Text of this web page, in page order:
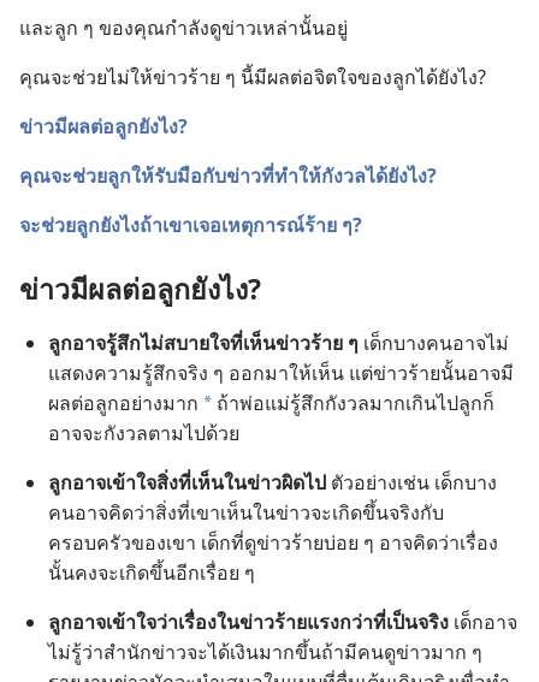
และ​ลูก ๆ ของ​คุณ​กำลัง​ดู​ข่าว​เหล่า​นั้น​อยู่
คุณ​จะ​ช่วย​ไม่​ให้​ข่าว​ร้าย ๆ นี้​มี​ผล​ต่อ​จิตใจ​ของ​ลูก​ได้​ยัง​ไง?
ข่าว​มี​ผล​ต่อ​ลูก​ยัง​ไง?
คุณ​จะ​ช่วย​ลูก​ให้​รับมือ​กับ​ข่าว​ที่​ทำ​ให้​กังวล​ได้​ยัง​ไง?
จะ​ช่วย​ลูก​ยัง​ไง​ถ้า​เขา​เจอ​เหตุ​การณ์​ร้าย ๆ?
ข่าว​มี​ผล​ต่อ​ลูก​ยัง​ไง?
ลูก​อาจ​รู้สึก​ไม่​สบาย​ใจ​ที่​เห็น​ข่าว​ร้าย ๆ เด็ก​บาง​คน​อาจ​ไม่​
แสดง​ความ​รู้สึก​จริง ๆ ออก​มา​ให้​เห็น แต่​ข่าว​ร้าย​นั้น​อาจ​มี​
ผล​ต่อ​ลูก​อย่าง​มาก a ถ้า​พ่อ​แม่​รู้สึก​กังวล​มาก​เกิน​ไป​ลูก​ก็​
อาจ​จะ​กังวล​ตาม​ไป​ด้วย
ลูก​อาจ​เข้าใจ​สิ่ง​ที่​เห็น​ใน​ข่าว​ผิด​ไป ตัว​อย่าง​เช่น เด็ก​บาง​
คน​อาจ​คิด​ว่า​สิ่ง​ที่​เขา​เห็น​ใน​ข่าว​จะ​เกิด​ขึ้น​จริง​กับ​
ครอบครัว​ของ​เขา เด็ก​ที่​ดู​ข่าว​ร้าย​บ่อย ๆ อาจ​คิด​ว่า​เรื่อง​
นั้น​คง​จะ​เกิด​ขึ้น​อีก​เรื่อย ๆ
ลูก​อาจ​เข้าใจ​ว่า​เรื่อง​ใน​ข่าว​ร้ายแรง​กว่า​ที่​เป็น​จริง เด็ก​อาจ​
ไม่​รู้​ว่า​สำนัก​ข่าว​จะ​ได้​เงิน​มาก​ขึ้น​ถ้า​มี​คน​ดู​ข่าว​มาก ๆ